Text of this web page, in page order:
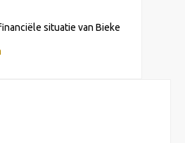
situatie van Bieke